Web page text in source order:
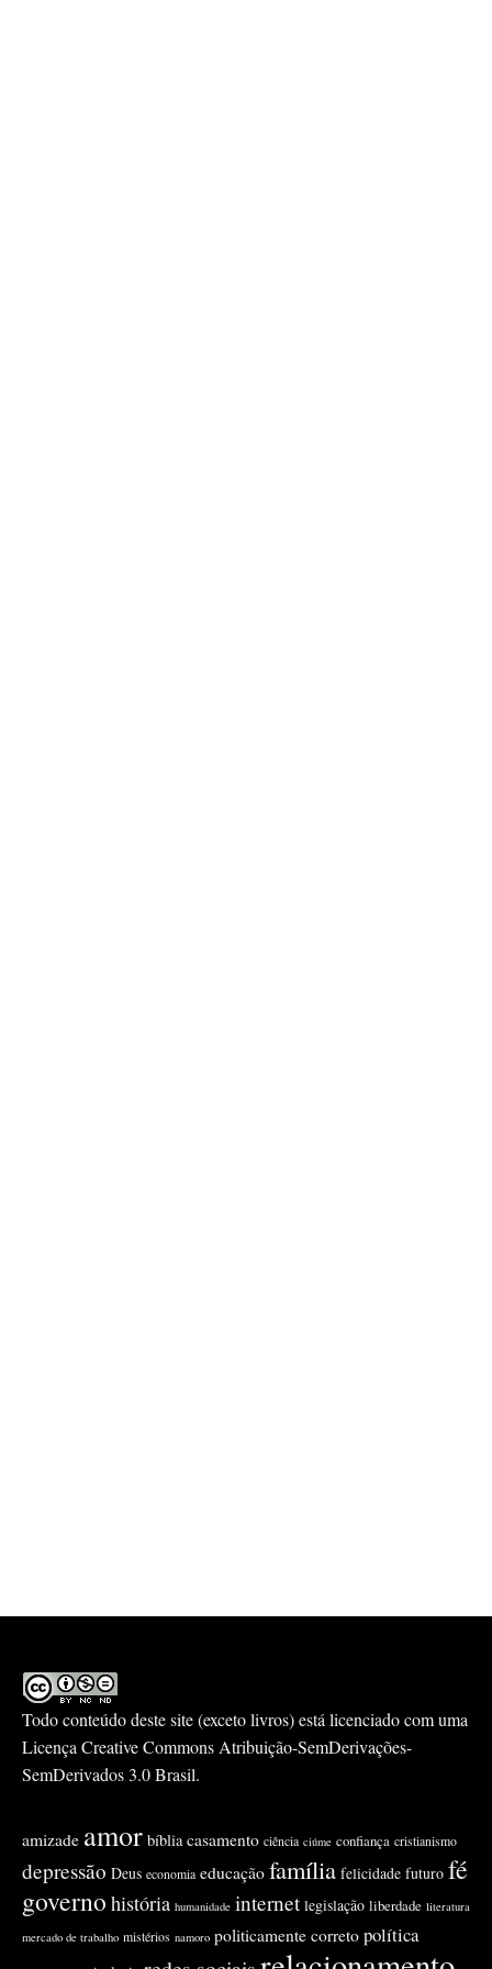
Todo conteúdo deste site (exceto livros) está licenciado com uma
LicençaCreative Commons Atribuição-SemDerivações-
SemDerivados 3.0 Brasil.
amizade amor bíblia casamento ciência ciúme confiança cristianismo
depressão Deus economia educação família felicidade futuro fé
governo história humanidade internet legislação liberdade literatura
mercado de trabalho mistérios namoro politicamente correto política